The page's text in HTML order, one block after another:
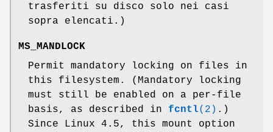
trasferiti su disco solo nei casi
sopra elencati.)
MS_MANDLOCK
Permit mandatory locking on files in
this filesystem. (Mandatory locking
must still be enabled on a per-file
basis, as described in fcntl(2) .)
Since Linux 4.5, this mount option